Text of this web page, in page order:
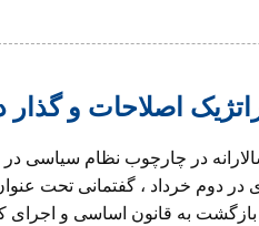
اصلاحات و
در چارچوب نظام سیاسی در
در دوم خرداد ، گفتمانی تحت
به قانون اساسی و اجرای